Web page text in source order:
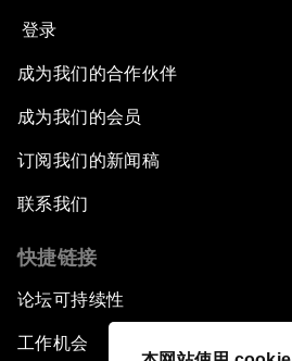
登录
成为我们的合作伙伴
成为我们的会员
订阅我们的新闻稿
联系我们
快捷链接
论坛可持续性
工作机会